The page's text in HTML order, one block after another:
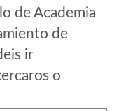
de Academia
de
ir
o